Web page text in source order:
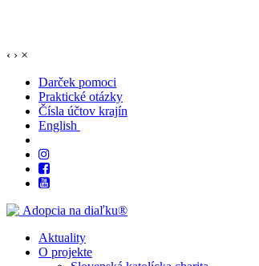
‹ › ×
Darček pomoci
Praktické otázky
Čísla účtov krajín
English
Aktuality
O projekte